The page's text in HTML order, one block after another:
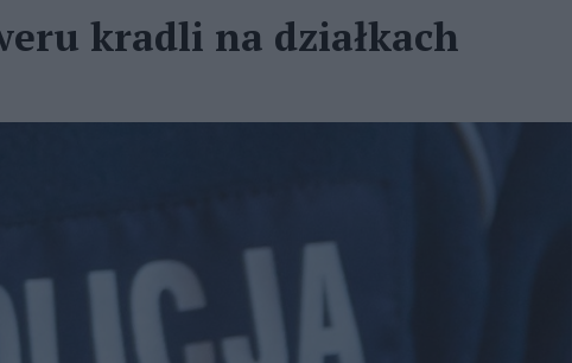
kradli na działkach